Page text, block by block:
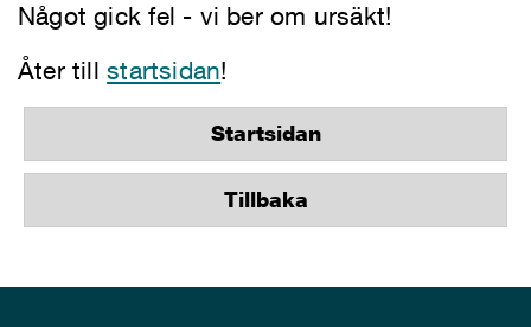
Något gick fel - vi ber om ursäkt!
Åter tillstartsidan!
Startsidan
Tillbaka